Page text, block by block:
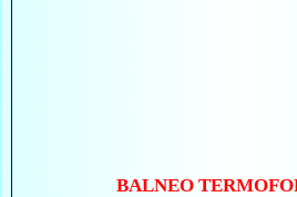
BALNEO